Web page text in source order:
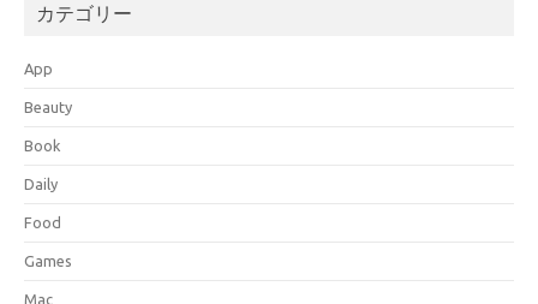
カテゴリー
App
Beauty
Book
Daily
Food
Games
Mac